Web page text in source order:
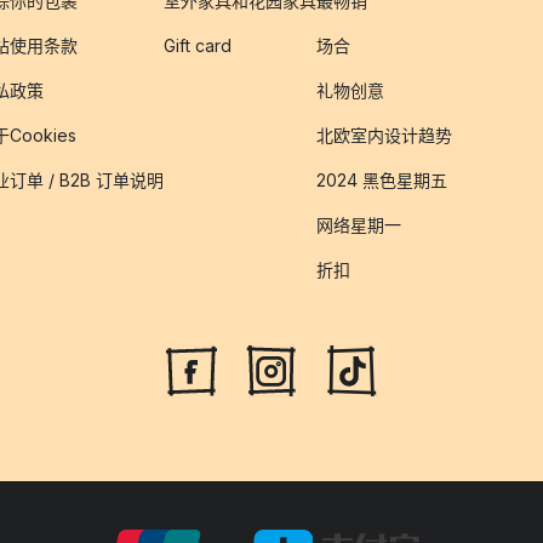
使用条款
政策
Cookies
订单 / B2B 订单说明
Gift card 场合
礼物创意
北欧室内设计趋势
2024 黑色星期五
网络星期一
折扣